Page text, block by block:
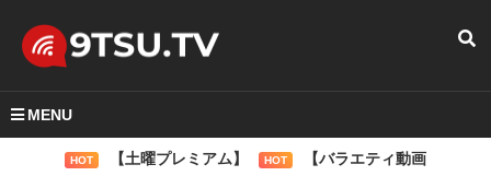
MENU
HOT 【土曜プレミアム】 HOT
【バラエティ動画